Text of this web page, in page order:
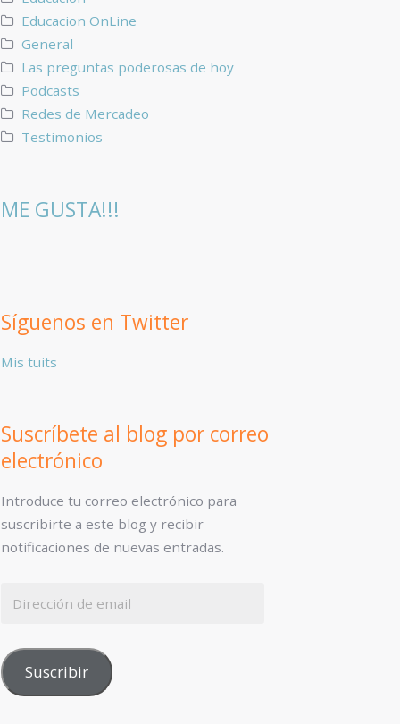
Educacion OnLine
General
Las preguntas poderosas de hoy
Podcasts
Redes de Mercadeo
Testimonios
ME GUSTA!!!
Síguenos en Twitter
Mis tuits
Suscríbete al blog por correo
electrónico
Introduce tu correo electrónico para
suscribirte a este blog y recibir
notificaciones de nuevas entradas.
Suscribir